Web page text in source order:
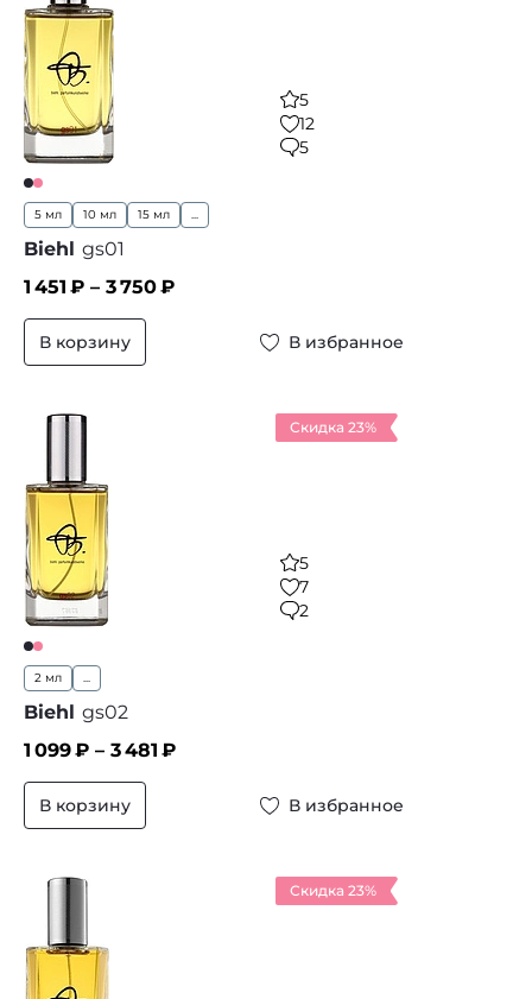
5
12
5
5 мл 10 мл 15 мл ...
Biehl gs01
1 451 ₽ – 3 750₽
В корзину В избранное
Скидка 23%
5
7
2
2 мл ...
Biehl gs02
1 099₽ – 3 481 ₽
В корзину В избранное
Скидка 23%